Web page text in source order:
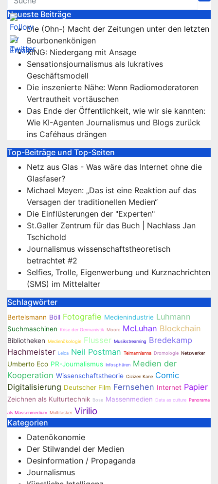
Neueste Beiträge
Die (Ohn-) Macht der Zeitungen unter den letzten
Bourbonenkönigen
XING: Niedergang mit Ansage
Sensationsjournalismus als lukratives
Geschäftsmodell
Die inszenierte Nähe: Wenn Radiomoderatoren
Vertrautheit vortäuschen
Das Ende der Öffentlichkeit, wie wir sie kannten:
Wie KI-Agenten Journalismus und Blogs zurück
ins Caféhaus drängen
Top-Beiträge und Top-Seiten
Netz aus Glas - Was wäre das Internet ohne die
Glasfaser?
Michael Meyen: „Das ist eine Reaktion auf das
Versagen der traditionellen Medien“
Die Einflüsterungen der "Experten"
St.Galler Zentrum für das Buch | Nachlass Jan
Tschichold
Journalismus wissenschaftstheoretisch
betrachtet #2
Selfies, Trolle, Eigenwerbung und Kurznachrichten
(SMS) im Mittelalter
Schlagwörter
Bertelsmann Böll Fotografie Medienindustrie Luhmann
Suchmaschinen Krise der Germanistik Moore McLuhan Blockchain
Bibliotheken Medienökologie Flusser Musikstreaming
Bredekamp
Hachmeister Leica Neil Postman Telmannianna Dromologie Netzwerker
Umberto Eco PR-Journalismus Infosphären Medien der
Kooperation Wissenschaftstheorie Cizizen Kane Comic
Digitalisierung Deutscher Film Fernsehen Internet Papier
Zeichnen als Kulturtechnik Bose Massenmedien Data as culture Panorama
als Massenmedium Multitasker Virilio
Kategorien
Datenökonomie
Der Stilwandel der Medien
Desinformation / Propaganda
Journalismus